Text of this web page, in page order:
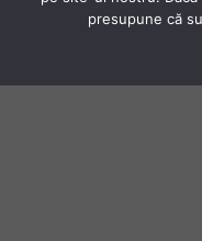
presupune că